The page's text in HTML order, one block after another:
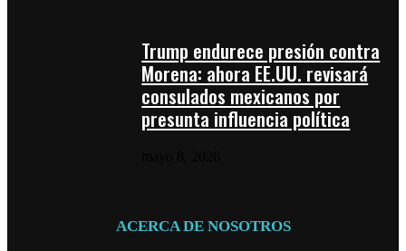
Trump endurece presión contra
Morena: ahora EE.UU. revisará
consulados mexicanos por
presunta influencia política
ACERCA DE NOSOTROS